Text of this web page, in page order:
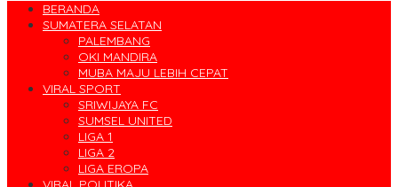
BERANDA
SUMATERA SELATAN
PALEMBANG
OKI MANDIRA
MUBA MAJU LEBIH CEPAT
VIRAL SPORT
SRIWIJAYA FC
SUMSEL UNITED
LIGA 1
LIGA 2
LIGA EROPA